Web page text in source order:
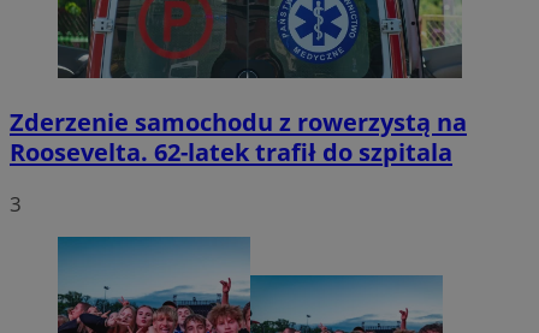
Zderzenie samochodu z rowerzystą na
Roosevelta. 62-latek trafił do szpitala
3